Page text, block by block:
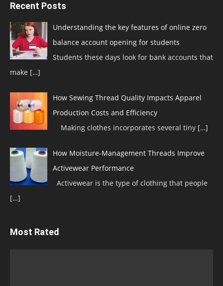
Recent Posts
Understanding the key features of online zero
balance account opening for students
Students these days look for bank accounts that
make […]
How Sewing Thread Quality Impacts Apparel
Production Costs and Efficiency
Making clothes incorporates several tiny […]
How Moisture-Management Threads Improve
Activewear Performance
Activewear is the type of clothing that people
[…]
Most Rated